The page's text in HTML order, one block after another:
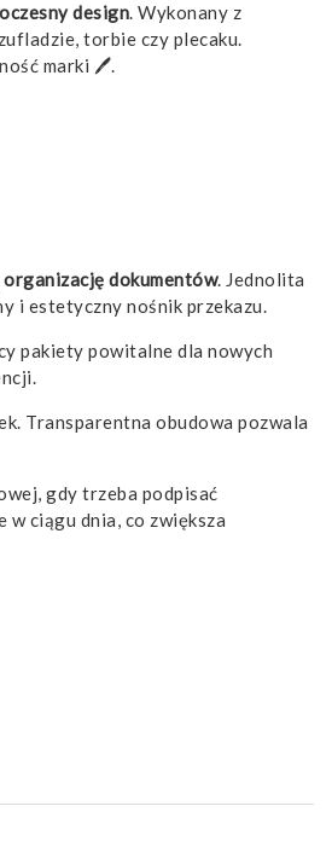
design. Wykonany z
torbie czy plecaku.
marki 🖊️.
dokumentów. Jednolita
i estetyczny nośnik przekazu.
pakiety powitalne dla nowych
Transparentna obudowa pozwala
gdy trzeba podpisać
ciągu dnia, co zwiększa